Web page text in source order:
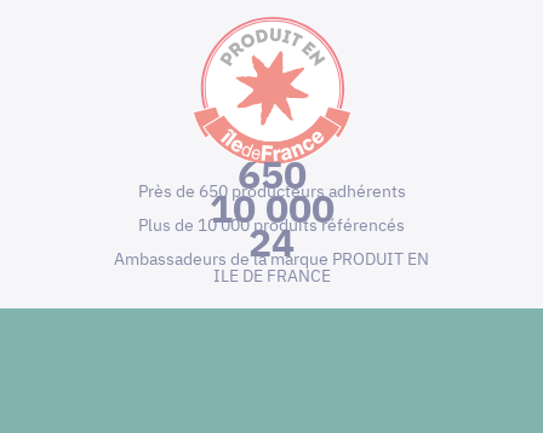
650
Près de 650 producteurs adhérents
10 000
Plus de 10 000 produits référencés
24
Ambassadeurs de la marque PRODUIT EN
ILE DE FRANCE